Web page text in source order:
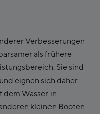
Verbesserungen
als frühere
Sie sind
eignen sich daher
Wasser in
kleinen Booten